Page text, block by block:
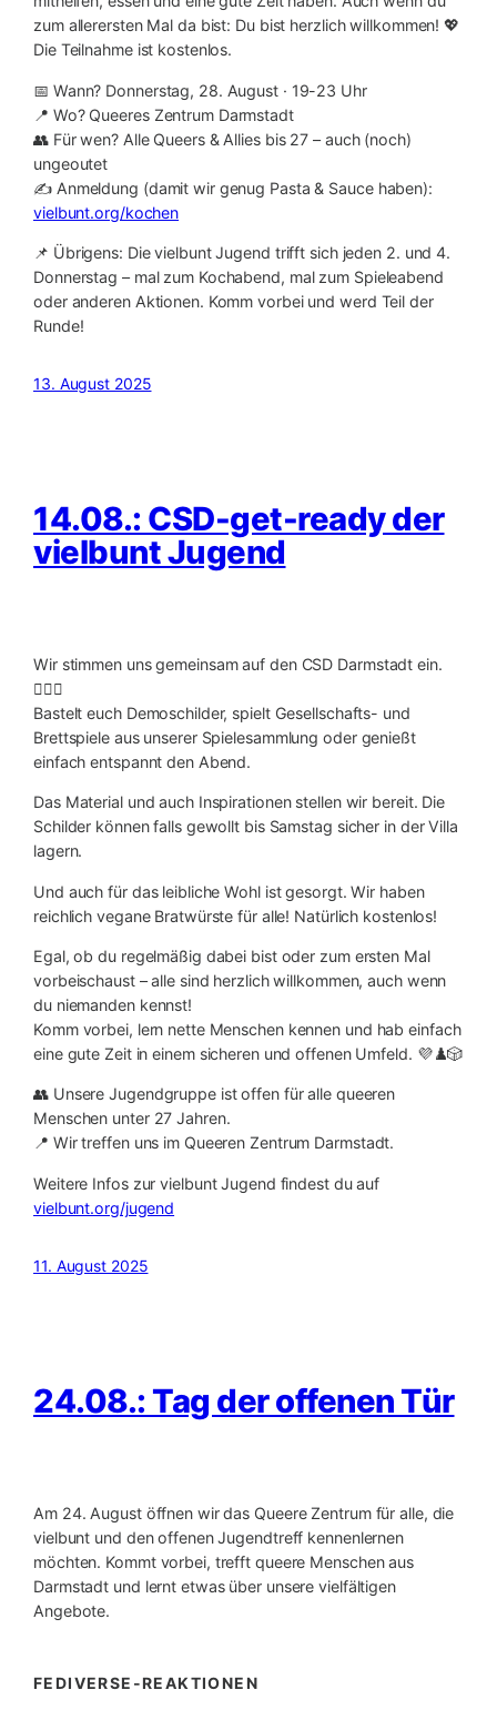
zum allerersten Mal da bist: Du bist herzlich willkommen! 💖
Die Teilnahme ist kostenlos.
📅 Wann? Donnerstag, 28. August · 19-23 Uhr
📍 Wo? Queeres Zentrum Darmstadt
👥 Für wen? Alle Queers & Allies bis 27 – auch (noch)
ungeoutet
✍️ Anmeldung (damit wir genug Pasta & Sauce haben):
vielbunt.org/kochen
📌 Übrigens: Die vielbunt Jugend trifft sich jeden 2. und 4.
Donnerstag – mal zum Kochabend, mal zum Spieleabend
oder anderen Aktionen. Komm vorbei und werd Teil der
Runde!
13. August 2025
14.08.: CSD-get-ready der
vielbunt Jugend
Wir stimmen uns gemeinsam auf den CSD Darmstadt ein.
🏳️‍🌈✨
Bastelt euch Demoschilder, spielt Gesellschafts- und
Brettspiele aus unserer Spielesammlung oder genießt
einfach entspannt den Abend.
Das Material und auch Inspirationen stellen wir bereit. Die
Schilder können falls gewollt bis Samstag sicher in der Villa
lagern.
Und auch für das leibliche Wohl ist gesorgt. Wir haben
reichlich vegane Bratwürste für alle! Natürlich kostenlos!
Egal, ob du regelmäßig dabei bist oder zum ersten Mal
vorbeischaust – alle sind herzlich willkommen, auch wenn
du niemanden kennst!
Komm vorbei, lern nette Menschen kennen und hab einfach
eine gute Zeit in einem sicheren und offenen Umfeld. 💜♟️🎲
👥 Unsere Jugendgruppe ist offen für alle queeren
Menschen unter 27 Jahren.
📍 Wir treffen uns im Queeren Zentrum Darmstadt.
Weitere Infos zur vielbunt Jugend findest du auf
vielbunt.org/jugend
11. August 2025
24.08.: Tag der offenen Tür
Am 24. August öffnen wir das Queere Zentrum für alle, die
vielbunt und den offenen Jugendtreff kennenlernen
möchten. Kommt vorbei, trefft queere Menschen aus
Darmstadt und lernt etwas über unsere vielfältigen
Angebote.
FEDIVERSE-REAKTIONEN